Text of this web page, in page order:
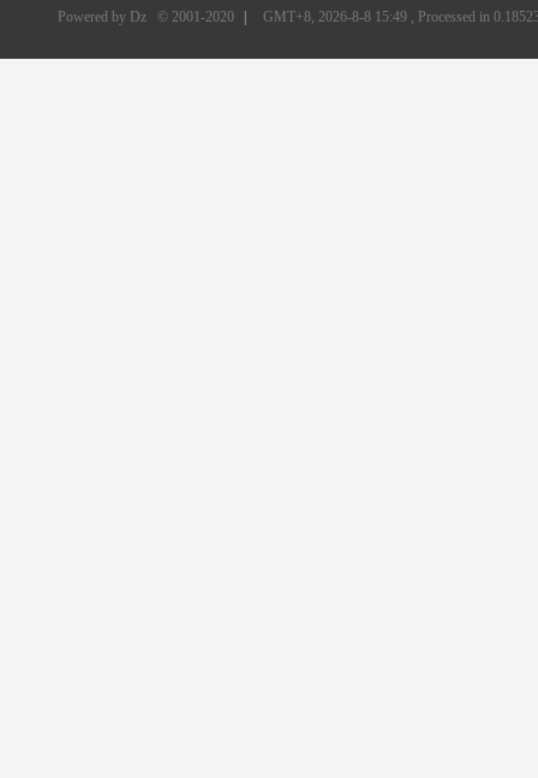
Powered by Dz © 2001-2020 GMT+8, 2026-8-8 15:49 , Processed in